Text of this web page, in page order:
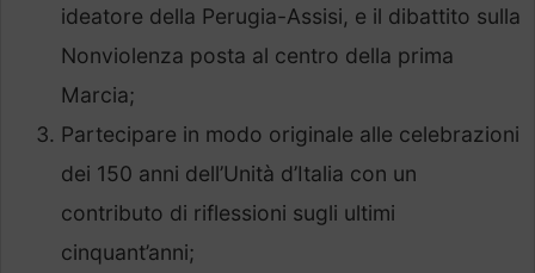
ideatore della Perugia-Assisi, e il dibattito sulla
Nonviolenza posta al centro della prima
Marcia;
Partecipare in modo originale alle celebrazioni
dei 150 anni dell’Unità d’Italia con un
contributo di riflessioni sugli ultimi
cinquant’anni;